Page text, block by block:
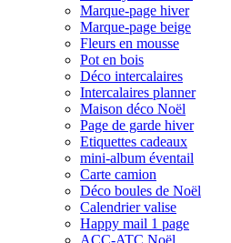
Marque-page hiver
Marque-page beige
Fleurs en mousse
Pot en bois
Déco intercalaires
Intercalaires planner
Maison déco Noël
Page de garde hiver
Etiquettes cadeaux
mini-album éventail
Carte camion
Déco boules de Noël
Calendrier valise
Happy mail 1 page
ACC-ATC Noël